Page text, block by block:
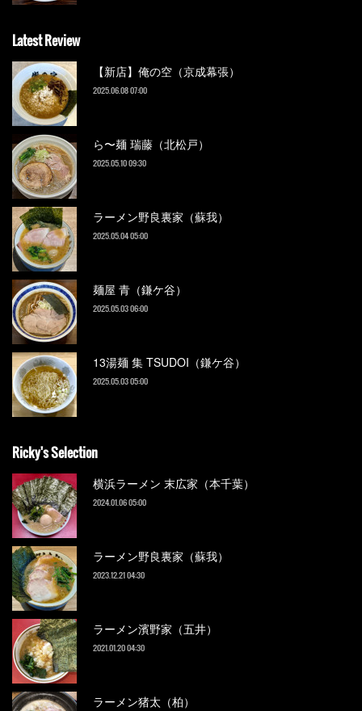
Latest Review
【新店】俺の空（京成幕張）
2025.06.08 07:00
ら〜麺 瑞藤（北松戸）
2025.05.10 09:30
ラーメン野良裏家（蘇我）
2025.05.04 05:00
麺屋 青（鎌ケ谷）
2025.05.03 06:00
13湯麺 集 TSUDOI（鎌ケ谷）
2025.05.03 05:00
Ricky's Selection
横浜ラーメン 末広家（本千葉）
2024.01.06 05:00
ラーメン野良裏家（蘇我）
2023.12.21 04:30
ラーメン濱野家（五井）
2021.01.20 04:30
ラーメン猪太（柏）